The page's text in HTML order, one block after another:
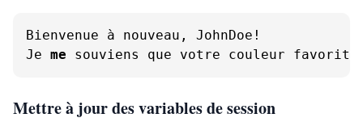
Bienvenue à nouveau, JohnDoe!
Je me souviens que votre couleur
Mettre à jour des variables de session